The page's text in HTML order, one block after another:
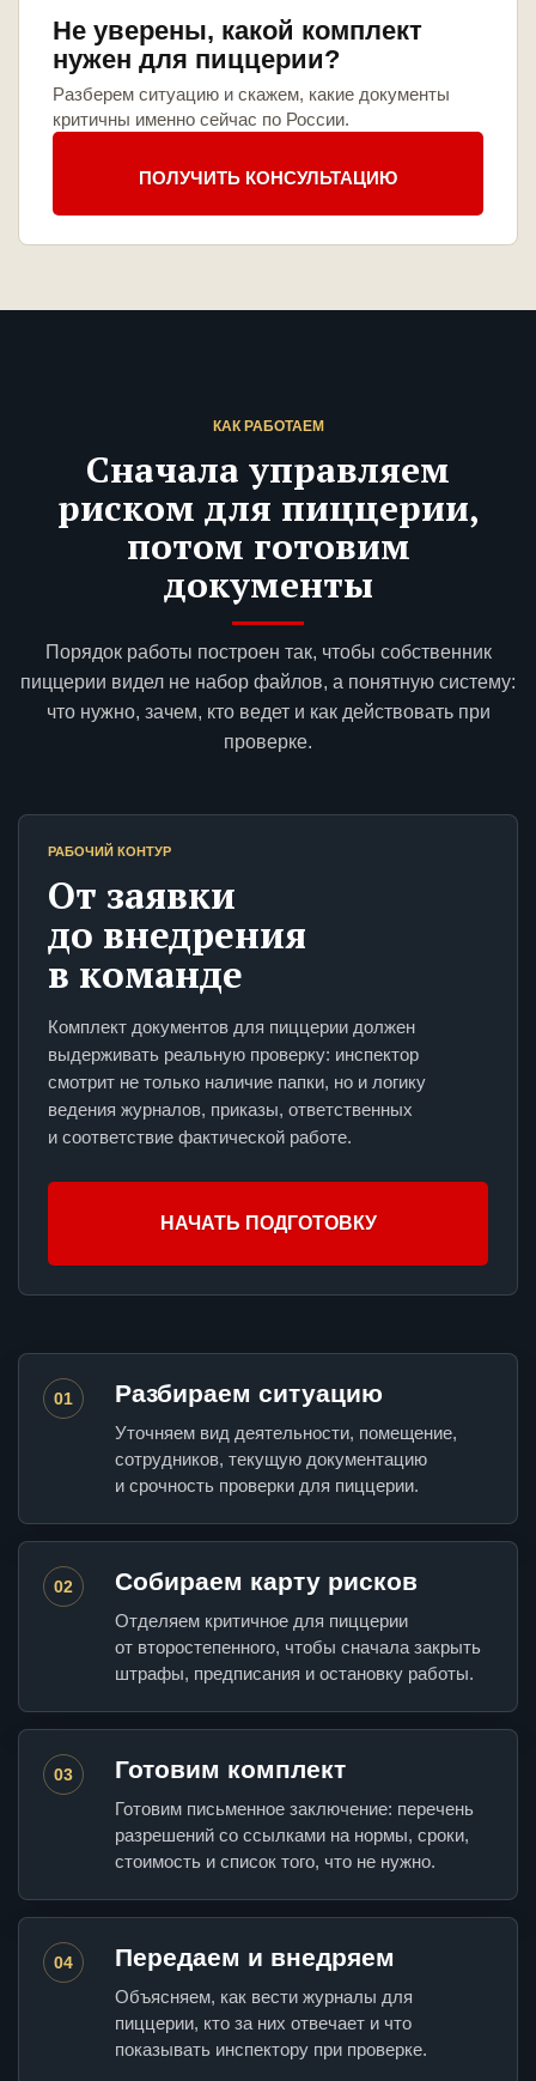
Не уверены, какой комплект
нужен для пиццерии?
Разберем ситуацию и скажем, какие документы
критичны именно сейчас по России.
ПОЛУЧИТЬ КОНСУЛЬТАЦИЮ
КАК РАБОТАЕМ
Сначала управляем
риском для пиццерии,
потом готовим
документы
Порядок работы построен так, чтобы собственник
пиццерии видел не набор файлов, а понятную систему:
что нужно, зачем, кто ведет и как действовать при
проверке.
РАБОЧИЙ КОНТУР
От заявки
до внедрения
в команде
Комплект документов для пиццерии должен
выдерживать реальную проверку: инспектор
смотрит не только наличие папки, но и логику
ведения журналов, приказы, ответственных
и соответствие фактической работе.
НАЧАТЬ ПОДГОТОВКУ
01 Разбираем ситуацию
Уточняем вид деятельности, помещение,
сотрудников, текущую документацию
и срочность проверки для пиццерии.
02 Собираем карту рисков
Отделяем критичное для пиццерии
от второстепенного, чтобы сначала закрыть
штрафы, предписания и остановку работы.
03 Готовим комплект
Готовим письменное заключение: перечень
разрешений со ссылками на нормы, сроки,
стоимость и список того, что не нужно.
04 Передаем и внедряем
Объясняем, как вести журналы для
пиццерии, кто за них отвечает и что
показывать инспектору при проверке.